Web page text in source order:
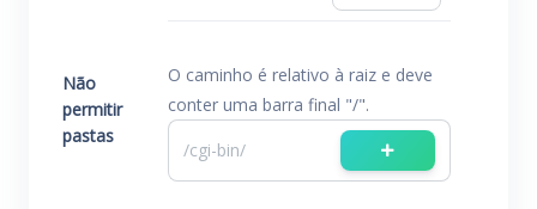
Não
permitir
pastas
O caminho é relativo à raiz e deve
conter uma barra final "/".